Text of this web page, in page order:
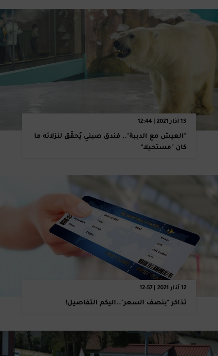
13 آذار 2021 | 12:44
‎"‎العيش مع الدببة".. فندق صيني يُحقّق لنزلائه ما
كان "مستحيلا‎"‎
12 آذار 2021 | 12:57
تذاكر "بنصف السعر"..اليكم التفاصيل!